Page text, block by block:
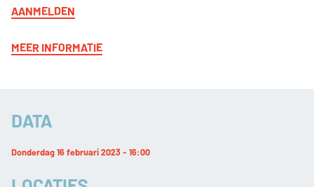
AANMELDEN
MEER INFORMATIE
DATA
Donderdag 16 februari 2023 - 16:00